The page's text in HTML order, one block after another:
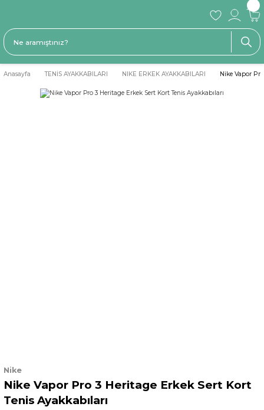
Anasayfa TENİS AYAKKABILARI NIKE ERKEK AYAKKABILARI Nike Vapor
Nike
Nike Vapor Pro 3 Heritage Erkek Sert Kort
Tenis Ayakkabıları